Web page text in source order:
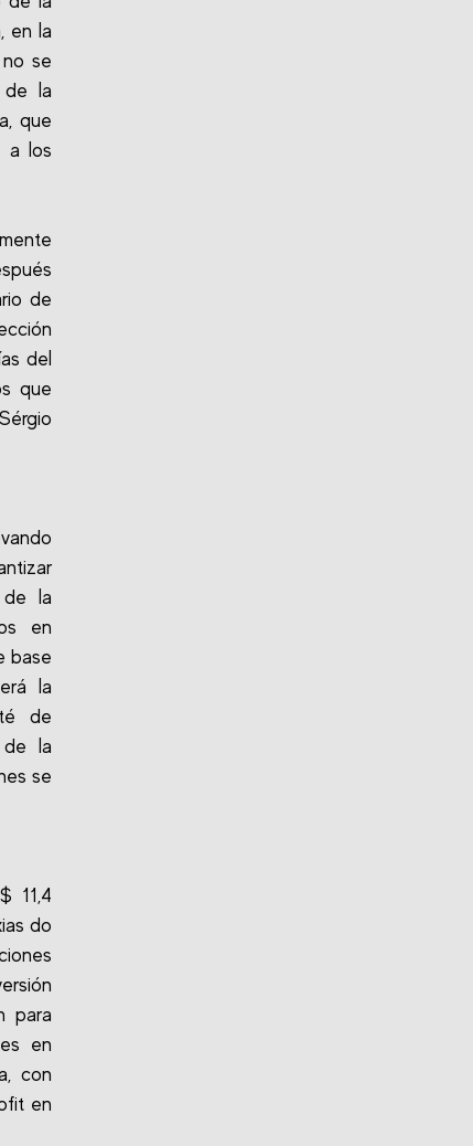
en la
se
de la
que
a los
de
del
que
de la
en
base
la
de
de la
se
11,4
do
para
en
con
en